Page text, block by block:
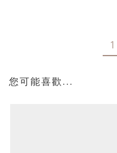
1
您可能喜歡...